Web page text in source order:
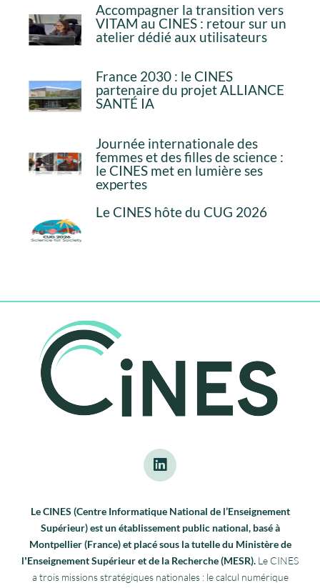
Accompagner la transition vers
VITAM au CINES : retour sur un
atelier dédié aux utilisateurs
France 2030 : le CINES
partenaire du projet ALLIANCE
SANTÉ IA
Journée internationale des
femmes et des filles de science :
le CINES met en lumière ses
expertes
Le CINES hôte du CUG 2026
Le CINES (Centre Informatique National de l’Enseignement
Supérieur) est un établissement public national, basé à
Montpellier (France) et placé sous la tutelle du Ministère de
lʼEnseignement Supérieur et de la Recherche (MESR). Le CINES
a trois missions stratégiques nationales : le calcul numérique